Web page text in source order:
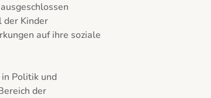
der Kinder
auf ihre soziale
Politik und
der